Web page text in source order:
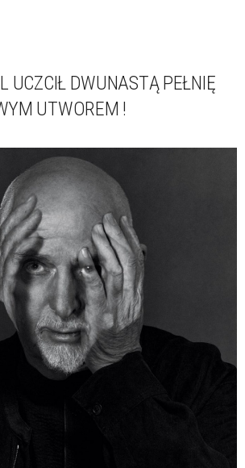
UCZCIŁ DWUNASTĄ PEŁNIĘ
UTWOREM !